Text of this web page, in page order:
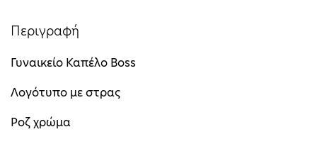
Περιγραφή
Γυναικείο Καπέλο Boss
Λογότυπο με στρας
Ροζ χρώμα